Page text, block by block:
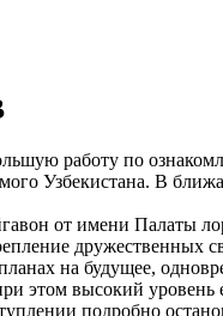
работу по
Узбекистана. В
от имени Палаты
дружественных
на будущее,
этом высокий уровень
подробно